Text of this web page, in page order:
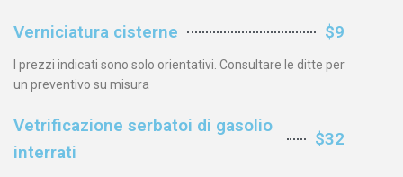
Verniciatura cisterne $9
I prezzi indicati sono solo orientativi. Consultare le ditte per
un preventivo su misura
Vetrificazione serbatoi di gasolio
interrati
$32